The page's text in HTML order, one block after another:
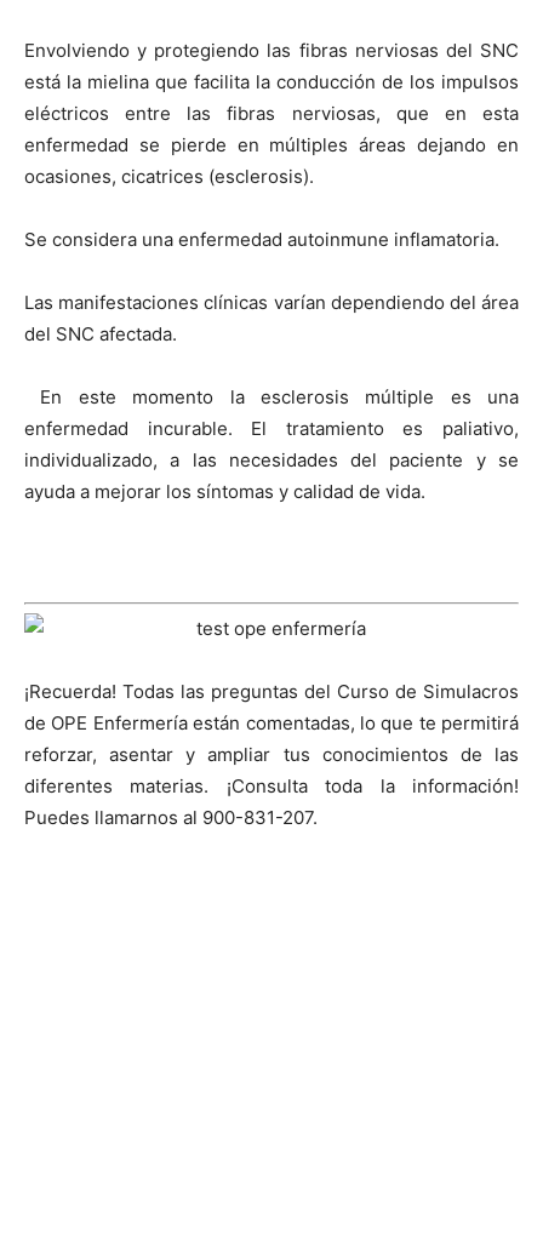
Envolviendo y protegiendo las fibras nerviosas del SNC
está la mielina que facilita la conducción de los impulsos
eléctricos entre las fibras nerviosas, que en esta
enfermedad se pierde en múltiples áreas dejando en
ocasiones, cicatrices (esclerosis).
Se considera una enfermedad autoinmune inflamatoria.
Las manifestaciones clínicas varían dependiendo del área
del SNC afectada.
En este momento la esclerosis múltiple es una
enfermedad incurable. El tratamiento es paliativo,
individualizado, a las necesidades del paciente y se
ayuda a mejorar los síntomas y calidad de vida.
¡Recuerda! Todas las preguntas del Curso de Simulacros
de OPE Enfermería están comentadas, lo que te permitirá
reforzar, asentar y ampliar tus conocimientos de las
diferentes materias. ¡Consulta toda la información!
Puedes llamarnos al 900-831-207.